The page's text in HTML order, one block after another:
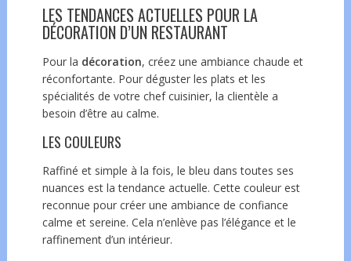
LES TENDANCES ACTUELLES POUR LA
DÉCORATION D’UN RESTAURANT
Pour la décoration, créez une ambiance chaude et
réconfortante. Pour déguster les plats et les
spécialités de votre chef cuisinier, la clientèle a
besoin d’être au calme.
LES COULEURS
Raffiné et simple à la fois, le bleu dans toutes ses
nuances est la tendance actuelle. Cette couleur est
reconnue pour créer une ambiance de confiance
calme et sereine. Cela n’enlève pas l’élégance et le
raffinement d’un intérieur.